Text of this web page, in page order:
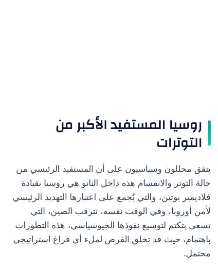
روسيا المستفيد الأكبر من
التوترات
يتفق محللون وسياسيون على أن المستفيد الرئيسي من
حالة التوتر والانقسام هذه داخل الناتو هي روسيا بقيادة
فلاديمير بوتين، والتي يُجمع على اعتبارها التهديد الرئيسي
لأمن أوروبا، وفي الوقت نفسه، تترقب الصين، التي
تسعى بتكتم لتوسيع نفوذها الجيوسياسي، هذه التطورات
باهتمام، حيث قد تخلق الفرص لملء أي فراغ استراتيجي
محتمل.